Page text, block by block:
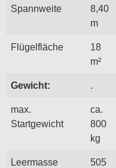
Spannweite
8,40
m
Flügelfläche
18
m²
Gewicht: .
max.
Startgewicht
ca.
800
kg
Leermasse
505